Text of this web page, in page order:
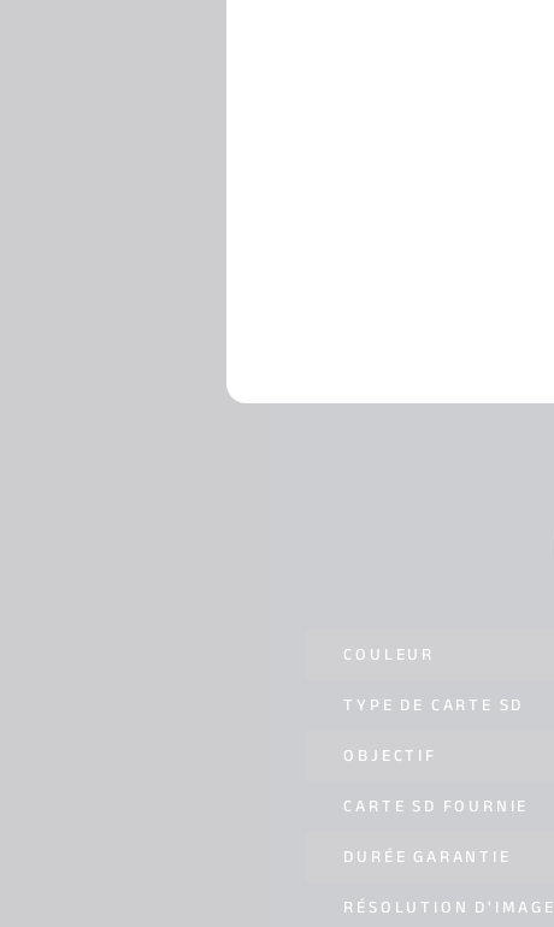
COULEUR
TYPE DE CARTE SD
OBJECTIF
CARTE SD FOURNIE
DURÉE GARANTIE
RÉSOLUTION D'IMAGE